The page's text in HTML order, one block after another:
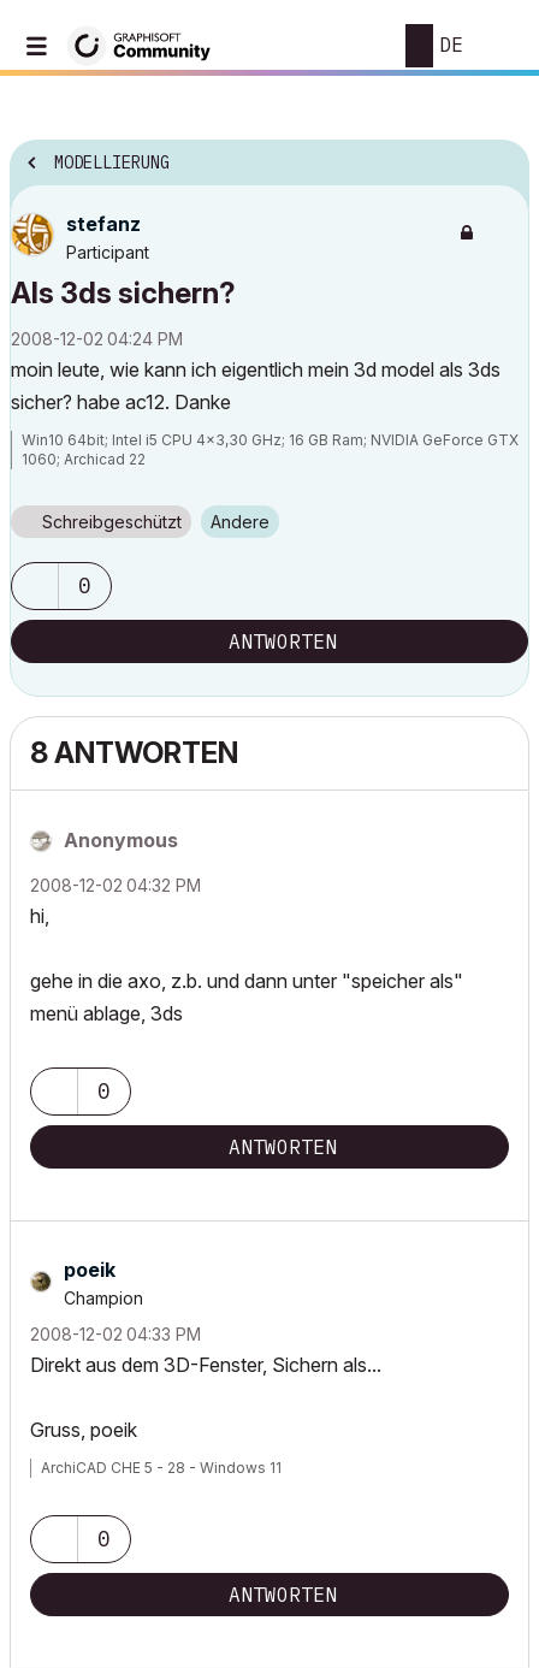
DE
MODELLIERUNG
stefanz
Participant
Als 3ds sichern?
‎2008-12-02 04:24 PM
moin leute, wie kann ich eigentlich mein 3d model als 3ds
sicher? habe ac12. Danke
Win10 64bit; Intel i5 CPU 4x3,30 GHz; 16 GB Ram; NVIDIA GeForce GTX
1060; Archicad 22
Schreibgeschützt Andere
0
ANTWORTEN
8 ANTWORTEN
Anonymous
‎2008-12-02 04:32 PM
hi,
gehe in die axo, z.b. und dann unter "speicher als"
menü ablage, 3ds
0
ANTWORTEN
poeik
Champion
‎2008-12-02 04:33 PM
Direkt aus dem 3D-Fenster, Sichern als...
Gruss, poeik
ArchiCAD CHE 5 - 28 - Windows 11
0
ANTWORTEN